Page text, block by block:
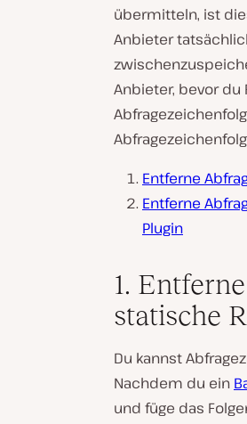
übermitteln, ist
Anbieter
Anbieter, bevor
Entferne
Entferne
Plugin
1.
statische
Du kannst
Nachdem du ein
und füge das